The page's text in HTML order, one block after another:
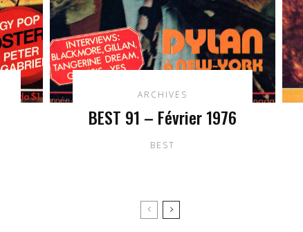
ARCHIVES
BEST 91 – Février 1976
BEST